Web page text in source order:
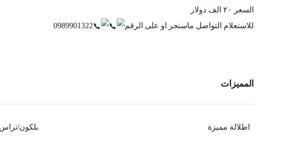
السعر ٢٠ الف دولار
للاستعلام التواصل ماسنجر او على الرقم
0989901322
المميزات
اطلالة مميزة بلكون/تراس